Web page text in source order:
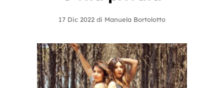
17 Dic 2022 di Manuela Bortolotto